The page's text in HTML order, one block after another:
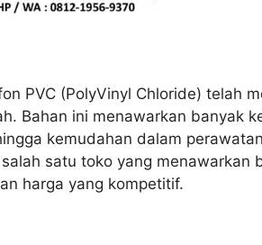
PVC (PolyVinyl Chloride) telah
Bahan ini menawarkan banyak
kemudahan dalam
satu toko yang menawarkan
harga yang kompetitif.